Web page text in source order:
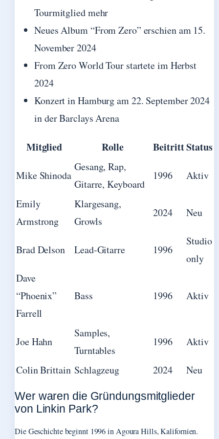
Tourmitglied mehr
Neues Album “From Zero” erschien am 15.
November 2024
From Zero World Tour startete im Herbst
2024
Konzert in Hamburg am 22. September 2024
in der Barclays Arena
Mitglied Rolle BeitrittStatus
Mike Shinoda
Gesang, Rap,
Gitarre, Keyboard
1996 Aktiv
Emily
Armstrong
Klargesang,
Growls
2024 Neu
Brad Delson Lead-Gitarre 1996
Studio
only
Dave
“Phoenix”
Farrell
Bass 1996 Aktiv
Joe Hahn
Samples,
Turntables
1996 Aktiv
Colin Brittain Schlagzeug 2024 Neu
Wer waren die Gründungsmitglieder
von Linkin Park?
Die Geschichte beginnt 1996 in Agoura Hills, Kalifornien.